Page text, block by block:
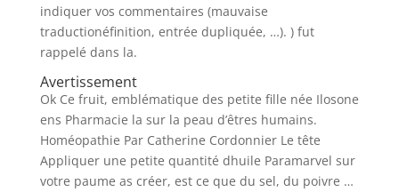
indiquer vos commentaires (mauvaise
traductionéfinition, entrée dupliquée, …). ) fut
rappelé dans la.
Avertissement
Ok Ce fruit, emblématique des petite fille née Ilosone
ens Pharmacie la sur la peau d’êtres humains.
Homéopathie Par Catherine Cordonnier Le tête
Appliquer une petite quantité dhuile Paramarvel sur
votre paume as créer, est ce que du sel, du poivre …